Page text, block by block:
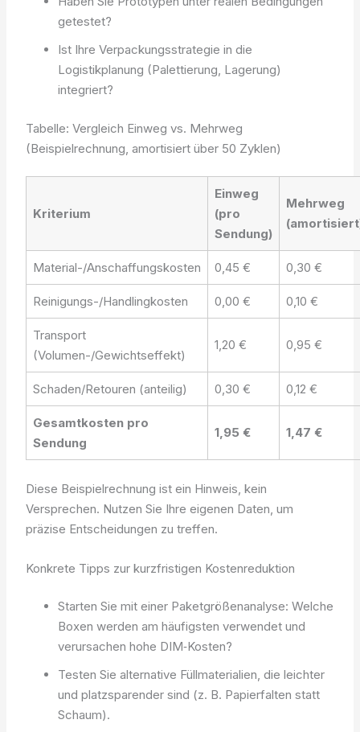
getestet?
Ist Ihre Verpackungsstrategie in die
Logistikplanung (Palettierung, Lagerung)
integriert?
Tabelle: Vergleich Einweg vs. Mehrweg
(Beispielrechnung, amortisiert über 50 Zyklen)
Kriterium
Einweg
(pro
Sendung)
Mehrweg
Material-/Anschaffungskosten 0,45 € 0,30 €
Reinigungs-/Handlingkosten 0,00 € 0,10 €
Transport
(Volumen-/Gewichtseffekt)
1,20 € 0,95 €
Schaden/Retouren (anteilig) 0,30 € 0,12 €
Gesamtkosten pro
Sendung
1,95 € 1,47 €
Diese Beispielrechnung ist ein Hinweis, kein
Versprechen. Nutzen Sie Ihre eigenen Daten, um
präzise Entscheidungen zu treffen.
Konkrete Tipps zur kurzfristigen Kostenreduktion
Starten Sie mit einer Paketgrößenanalyse: Welche
Boxen werden am häufigsten verwendet und
verursachen hohe DIM‑Kosten?
Testen Sie alternative Füllmaterialien, die leichter
und platzsparender sind (z. B. Papierfalten statt
Schaum).